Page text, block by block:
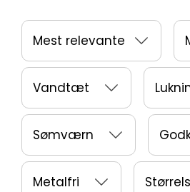
Mest relevante
Vandtæt
Sømværn
Metalfri